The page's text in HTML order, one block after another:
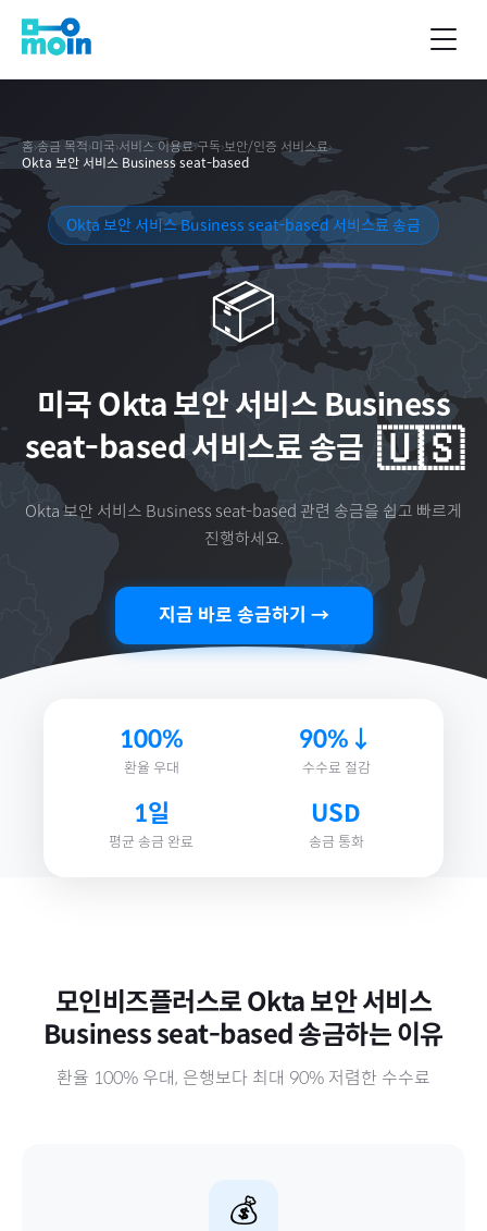
홈›송금 목적›미국›서비스 이용료›구독›보안/인증 서비스료›
Okta 보안 서비스 Business seat-based
Okta 보안 서비스 Business seat-based 서비스료 송금
📦
미국 Okta 보안 서비스 Business
seat-based 서비스료 송금 🇺🇸
Okta 보안 서비스 Business seat-based 관련 송금을 쉽고 빠르게
진행하세요.
지금 바로 송금하기 →
100%
환율 우대
90%↓
수수료 절감
1일
평균 송금 완료
USD
송금 통화
모인비즈플러스로 Okta 보안 서비스
Business seat-based 송금하는 이유
환율 100% 우대, 은행보다 최대 90% 저렴한 수수료
💰